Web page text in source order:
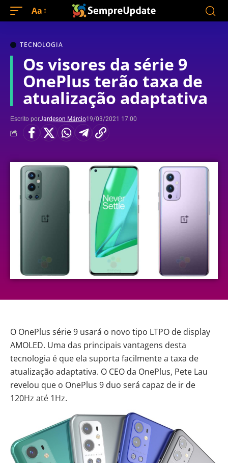
Aa
TECNOLOGIA
Os visores da série 9
OnePlus terão taxa de
atualização adaptativa
Escrito porJardeson Márcio19/03/2021 17:00
O OnePlus série 9 usará o novo tipo LTPO de display
AMOLED. Uma das principais vantagens desta
tecnologia é que ela suporta facilmente a taxa de
atualização adaptativa. O CEO da OnePlus, Pete Lau
revelou que o OnePlus 9 duo será capaz de ir de
120Hz até 1Hz.